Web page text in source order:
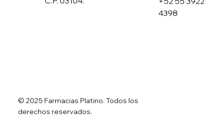
4398
© 2025 Farmacias Platino. Todos los
derechos reservados.